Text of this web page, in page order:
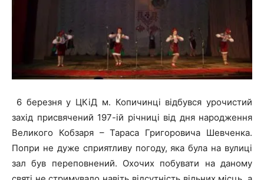
6 березня у ЦКіД м. Копичинці відбувся урочистий
захід присвячений 197-ій річниці від дня народження
Великого Кобзаря – Тараса Григоровича Шевченка.
Попри не дуже сприятливу погоду, яка була на вулиці
зал був переповнений. Охочих побувати на даному